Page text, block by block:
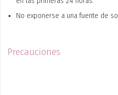
No exponerse a una fuente de
Precauciones